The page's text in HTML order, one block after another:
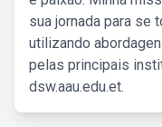
sua jornada para se
utilizando
pelas principais
dsw.aau.edu.et.